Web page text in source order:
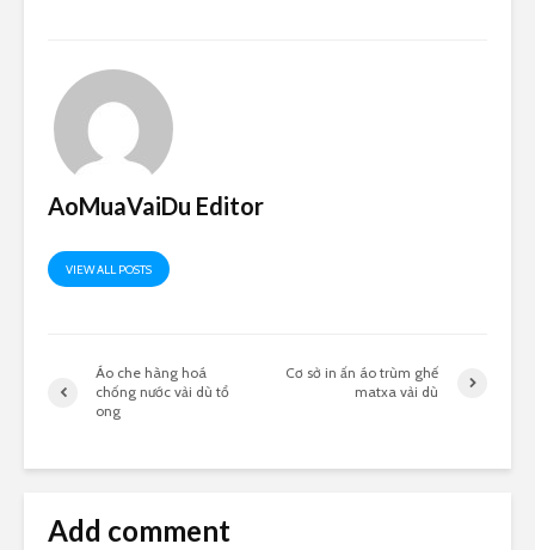
AoMuaVaiDu Editor
VIEW ALL POSTS
Áo che hàng hoá
chống nước vải dù tổ
ong
Cơ sở in ấn áo trùm ghế
matxa vải dù
Add comment